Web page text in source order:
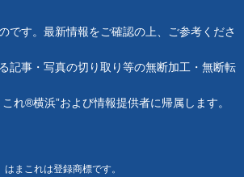
です。最新情報をご確認の上、ご参考くださ
記事・写真の切り取り等の無断加工・無断転
れ®横浜”および情報提供者に帰属します。
はまこれは登録商標です。